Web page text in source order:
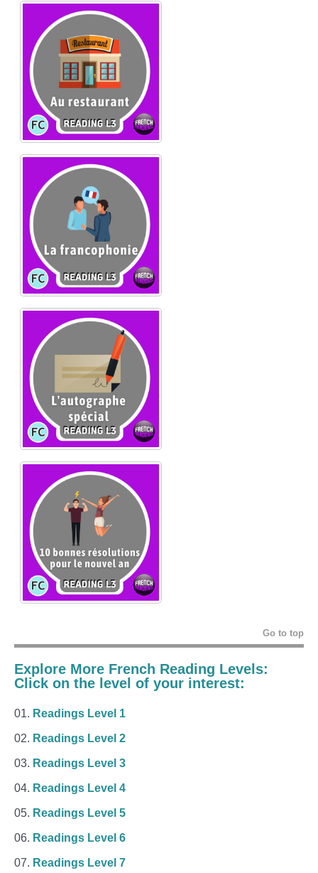
Go to top
Explore More French Reading Levels:
Click on the level of your interest:
Readings Level 1
Readings Level 2
Readings Level 3
Readings Level 4
Readings Level 5
Readings Level 6
Readings Level 7